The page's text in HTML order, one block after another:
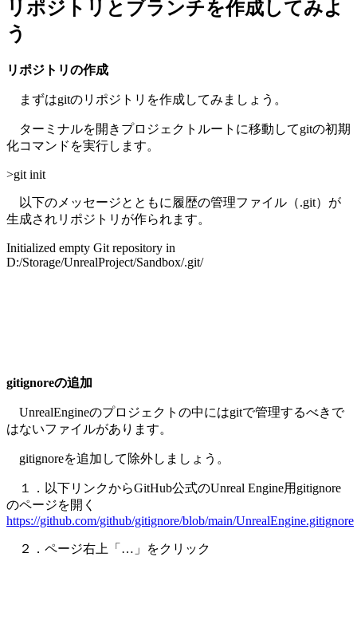
リポジトリとブランチを作成してみよ
う
リポジトリの作成
まずはgitのリポジトリを作成してみましょう。
ターミナルを開きプロジェクトルートに移動してgitの初期
化コマンドを実行します。
>git init
以下のメッセージとともに履歴の管理ファイル（.git）が
生成されリポジトリが作られます。
Initialized empty Git repository in
D:/Storage/UnrealProject/Sandbox/.git/
gitignoreの追加
UnrealEngineのプロジェクトの中にはgitで管理するべきで
はないファイルがあります。
gitignoreを追加して除外しましょう。
１．以下リンクからGitHub公式のUnreal Engine用gitignore
のページを開く
https://github.com/github/gitignore/blob/main/UnrealEngine.gitignore
２．ページ右上「…」をクリック